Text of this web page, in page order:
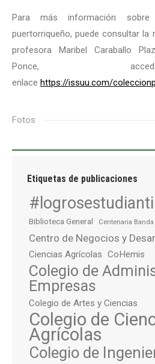
Para más información
puertorriqueño, puede consultar la
profesora Maribel Caraballo
Ponce,
enlace https://issuu.com/
Fotos
Etiquetas de publicaciones
Biblioteca General Centenaria
Centro de Negocios y
Ciencias Agrícolas CoHemis
Colegio de
Empresas
Colegio de Artes y Ciencias
Colegio de
Agrícolas
Colegio de